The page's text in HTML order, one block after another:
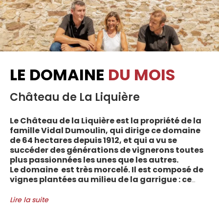
LE DOMAINE DU MOIS
Château de La Liquière
Le Château de la Liquière est la propriété de la
famille Vidal Dumoulin, qui dirige ce domaine
de 64 hectares depuis 1912, et qui a vu se
succéder des générations de vignerons toutes
plus passionnées les unes que les autres.
Le domaine est très morcelé. Il est composé de
vignes plantées au milieu de la garrigue : ce
entre les villages d’Autignac, Caussiniojouls,
Lire la suite